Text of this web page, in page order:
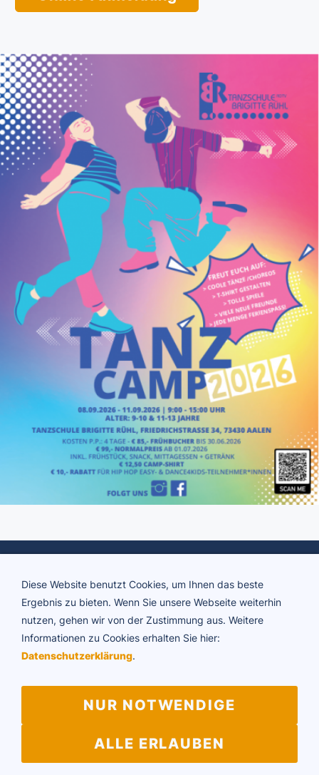
ADTV Tanzschule Brigitte Rühl
info@tanzschule-ruehl.de
Vertragskündigung
Diese Website benutzt Cookies, um Ihnen das beste
Ergebnis zu bieten. Wenn Sie unsere Webseite weiterhin
nutzen, gehen wir von der Zustimmung aus. Weitere
Informationen zu Cookies erhalten Sie hier:
Datenschutzerklärung.
NUR NOTWENDIGE
ALLE ERLAUBEN